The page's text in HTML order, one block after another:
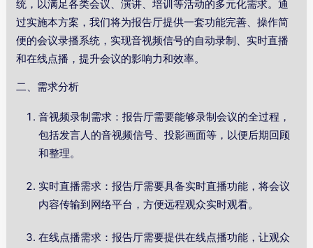
统，以满足各类会议、演讲、培训等活动的多元化需求。通
过实施本方案，我们将为报告厅提供一套功能完善、操作简
便的会议录播系统，实现音视频信号的自动录制、实时直播
和在线点播，提升会议的影响力和效率。
二、需求分析
音视频录制需求：报告厅需要能够录制会议的全过程，
包括发言人的音视频信号、投影画面等，以便后期回顾
和整理。
实时直播需求：报告厅需要具备实时直播功能，将会议
内容传输到网络平台，方便远程观众实时观看。
在线点播需求：报告厅需要提供在线点播功能，让观众